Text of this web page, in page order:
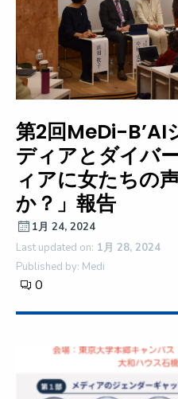
第2回MeDi-B’AI
ディアとダイバ
ィアに女たちの
か？」報告
1月 24, 2024
Last updated on: 1月 28, 2024
Published by: Medi
0